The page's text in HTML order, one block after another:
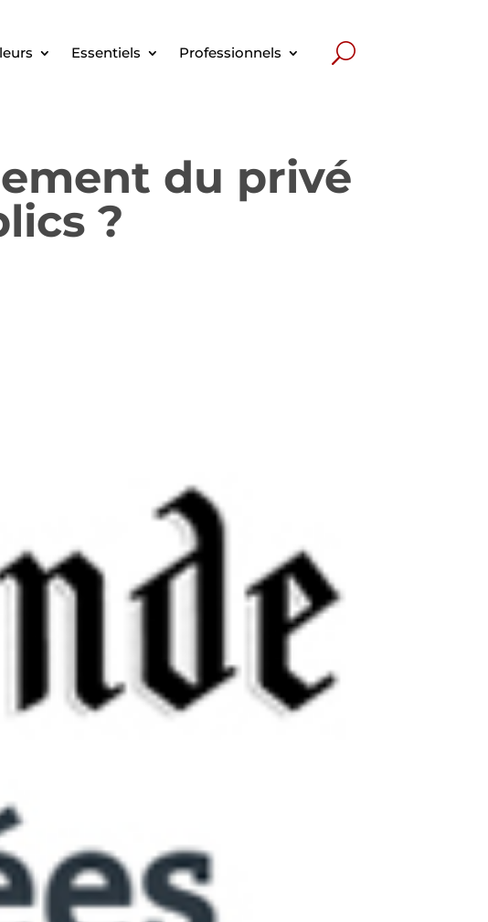
Essentiels Professionnels
du privé
?